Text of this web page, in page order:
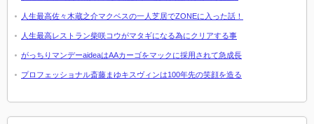
人生最高佐々木蔵之介マクベスの一人芝居でZONEに入った話！
人生最高レストラン柴咲コウがマタギになる為にクリアする事
がっちりマンデーaideaはAAカーゴをマックに採用されて急成長
プロフェッショナル斎藤まゆキスヴィンは100年先の笑顔を造る